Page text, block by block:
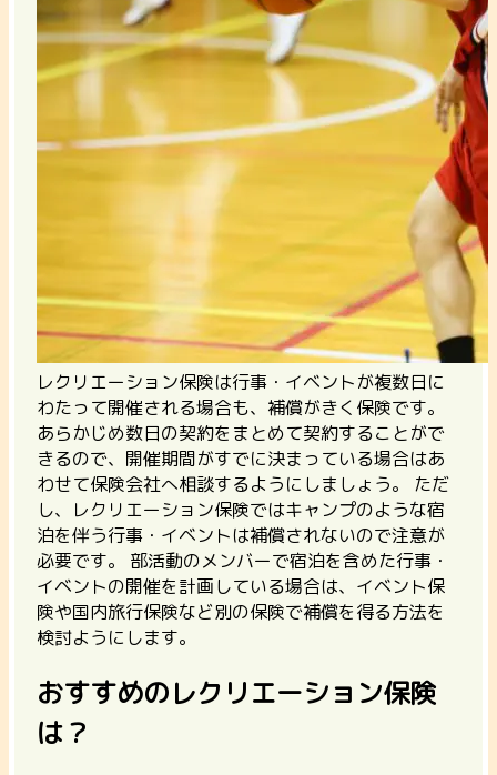
レクリエーション保険は行事・イベントが複数日に
わたって開催される場合も、補償がきく保険です。
あらかじめ数日の契約をまとめて契約することがで
きるので、開催期間がすでに決まっている場合はあ
わせて保険会社へ相談するようにしましょう。
ただ
し、レクリエーション保険ではキャンプのような宿
泊を伴う行事・イベントは補償されないので注意が
必要です。 部活動のメンバーで宿泊を含めた行事・
イベントの開催を計画している場合は、イベント保
険や国内旅行保険など別の保険で補償を得る方法を
検討ようにします。
おすすめのレクリエーション保険
は？